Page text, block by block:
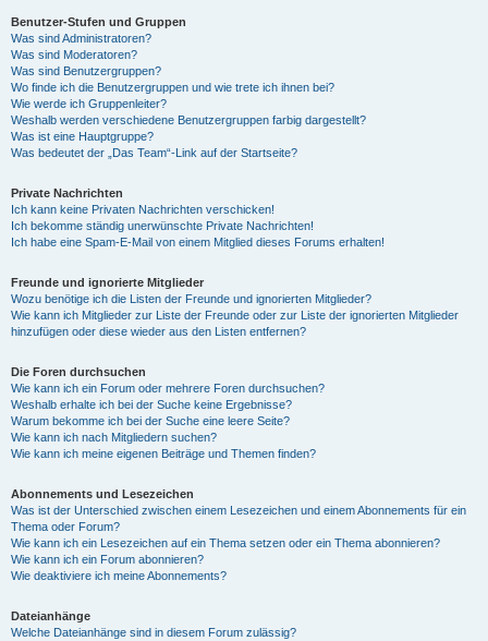
V
d
e
o
Benutzer-Stufen und Gruppen
Was sind Administratoren?
Was sind Moderatoren?
Was sind Benutzergruppen?
Wo finde ich die Benutzergruppen und wie trete ich ihnen bei?
Wie werde ich Gruppenleiter?
Weshalb werden verschiedene Benutzergruppen farbig dargestellt?
Was ist eine Hauptgruppe?
Was bedeutet der „Das Team“-Link auf der Startseite?
Private Nachrichten
Ich kann keine Privaten Nachrichten verschicken!
Ich bekomme ständig unerwünschte Private Nachrichten!
Ich habe eine Spam-E-Mail von einem Mitglied dieses Forums erhalten!
Freunde und ignorierte Mitglieder
Wozu benötige ich die Listen der Freunde und ignorierten Mitglieder?
Wie kann ich Mitglieder zur Liste der Freunde oder zur Liste der ignorierten Mitglieder
hinzufügen oder diese wieder aus den Listen entfernen?
Die Foren durchsuchen
Wie kann ich ein Forum oder mehrere Foren durchsuchen?
Weshalb erhalte ich bei der Suche keine Ergebnisse?
Warum bekomme ich bei der Suche eine leere Seite?
Wie kann ich nach Mitgliedern suchen?
Wie kann ich meine eigenen Beiträge und Themen finden?
Abonnements und Lesezeichen
Was ist der Unterschied zwischen einem Lesezeichen und einem Abonnements für ein
Thema oder Forum?
Wie kann ich ein Lesezeichen auf ein Thema setzen oder ein Thema abonnieren?
Wie kann ich ein Forum abonnieren?
Wie deaktiviere ich meine Abonnements?
Dateianhänge
Welche Dateianhänge sind in diesem Forum zulässig?